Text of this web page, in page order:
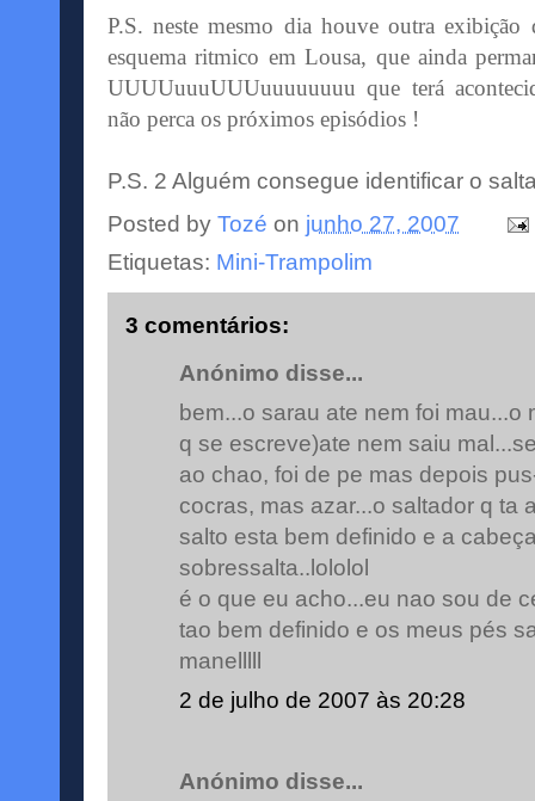
P.S. neste mesmo dia houve outra
esquema ritmico em Lousa, que ainda
UUUUuuuUUUuuuuuuuu que terá
não perca os próximos episódios !
P.S. 2 Alguém consegue identificar o
Posted by Tozé on junho 27, 2007
Etiquetas: Mini-Trampolim
3 comentários:
Anónimo disse...
bem...o sarau ate nem foi mau...o
q se escreve)ate nem saiu
ao chao, foi de pe mas depois
cocras, mas azar...o saltador q ta
salto esta bem definido e a
sobressalta..lololol
é o que eu acho...eu nao sou de
tao bem definido e os meus pés
manelllll
2 de julho de 2007 às 20:28
Anónimo disse...